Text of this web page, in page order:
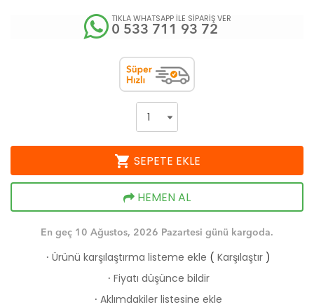
TIKLA WHATSAPP İLE SİPARİŞ VER
0 533 711 93 72
shopping_cart SEPETE EKLE
HEMEN AL
En geç 10 Ağustos, 2026 Pazartesi günü kargoda.
· Ürünü karşılaştırma listeme ekle ( Karşılaştır )
· Fiyatı düşünce bildir
· Aklımdakiler listesine ekle